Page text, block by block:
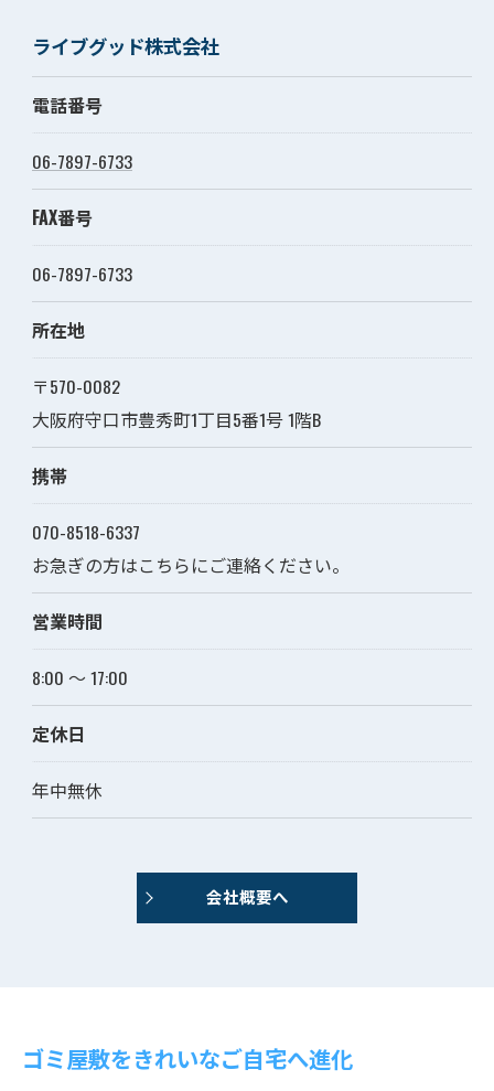
ライブグッド株式会社
電話番号
06-7897-6733
FAX番号
06-7897-6733
所在地
〒570-0082
大阪府守口市豊秀町1丁目5番1号 1階B
携帯
070-8518-6337
お急ぎの方はこちらにご連絡ください。
営業時間
8:00 ～ 17:00
定休日
年中無休
会社概要へ
ゴミ屋敷をきれいなご自宅へ進化